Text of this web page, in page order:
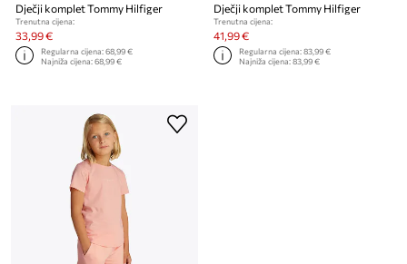
Dječji komplet Tommy Hilfiger
Trenutna cijena:
33,99 €
Regularna cijena:68,99 €
Najniža cijena:68,99 €
Dječji komplet Tommy Hilfiger
Trenutna cijena:
41,99 €
Regularna cijena:83,99 €
Najniža cijena:83,99 €